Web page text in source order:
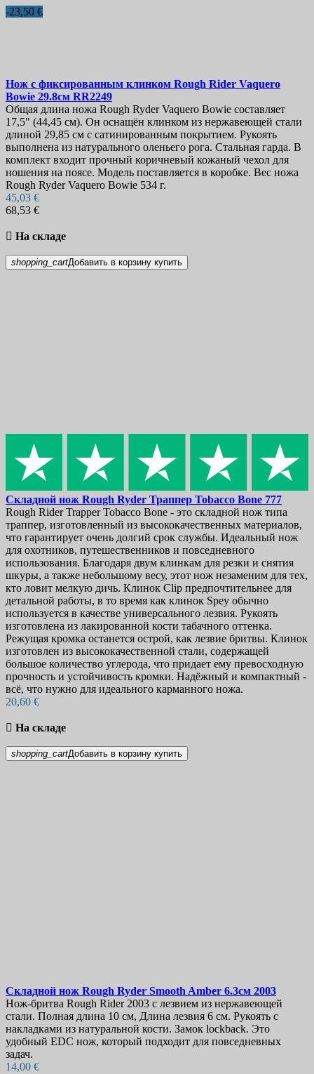
-23,50 €
Нож с фиксированным клинком Rough Rider Vaquero
Bowie 29.8см RR2249
Общая длина ножа Rough Ryder Vaquero Bowie составляет
17,5" (44,45 см). Он оснащён клинком из нержавеющей стали
длиной 29,85 см с сатинированным покрытием. Рукоять
выполнена из натурального оленьего рога. Стальная гарда. В
комплект входит прочный коричневый кожаный чехол для
ношения на поясе. Модель поставляется в коробке. Вес ножа
Rough Ryder Vaquero Bowie 534 г.
45,03 €
68,53 €
 На складе
shopping_cartДобавить в корзину купить
Складной нож Rough Ryder Траппер Tobacco Bone 777
Rough Rider Trapper Tobacco Bone - это складной нож типа
траппер, изготовленный из высококачественных материалов,
что гарантирует очень долгий срок службы. Идеальный нож
для охотников, путешественников и повседневного
использования. Благодаря двум клинкам для резки и снятия
шкуры, а также небольшому весу, этот нож незаменим для тех,
кто ловит мелкую дичь. Клинок Clip предпочтительнее для
детальной работы, в то время как клинок Spey обычно
используется в качестве универсального лезвия. Рукоять
изготовлена из лакированной кости табачного оттенка.
Режущая кромка останется острой, как лезвие бритвы. Клинок
изготовлен из высококачественной стали, содержащей
большое количество углерода, что придает ему превосходную
прочность и устойчивость кромки. Надёжный и компактный -
всё, что нужно для идеального карманного ножа.
20,60 €
 На складе
shopping_cartДобавить в корзину купить
Складной нож Rough Ryder Smooth Amber 6.3см 2003
Нож-бритва Rough Rider 2003 с лезвием из нержавеющей
стали. Полная длина 10 см, Длина лезвия 6 см. Рукоять с
накладками из натуральной кости. Замок lockback. Это
удобный EDC нож, который подходит для повседневных
задач.
14,00 €